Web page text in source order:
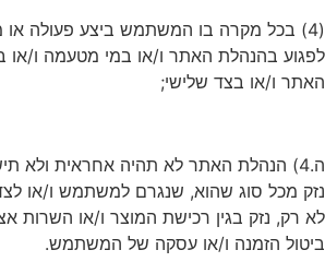
(4) בכל מקרה בו המשתמש ביצע פעולה
לפגוע בהנהלת האתר ו/או במי מטעמה ו/או
האתר ו/או בצד שלישי;
ה.4) הנהלת האתר לא תהיה אחראית ולא
נזק מכל סוג שהוא, שנגרם למשתמש ו/או
לא רק, נזק בגין רכישת המוצר ו/או השרות
ביטול הזמנה ו/או עסקה של המשתמש.